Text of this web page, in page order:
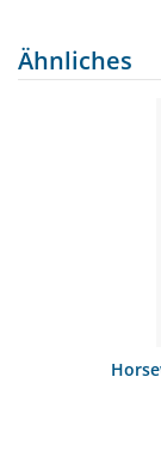
Ähnliches